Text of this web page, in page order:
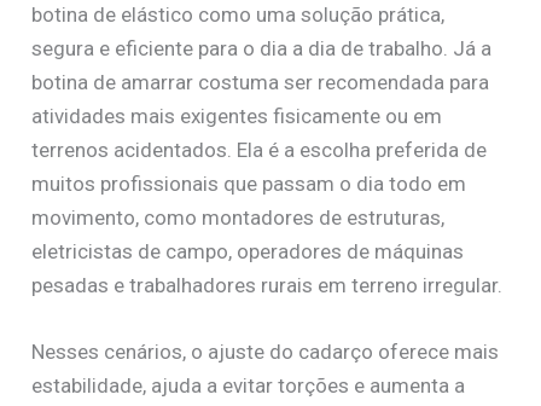
botina de elástico como uma solução prática,
segura e eficiente para o dia a dia de trabalho. Já a
botina de amarrar costuma ser recomendada para
atividades mais exigentes fisicamente ou em
terrenos acidentados. Ela é a escolha preferida de
muitos profissionais que passam o dia todo em
movimento, como montadores de estruturas,
eletricistas de campo, operadores de máquinas
pesadas e trabalhadores rurais em terreno irregular.
Nesses cenários, o ajuste do cadarço oferece mais
estabilidade, ajuda a evitar torções e aumenta a